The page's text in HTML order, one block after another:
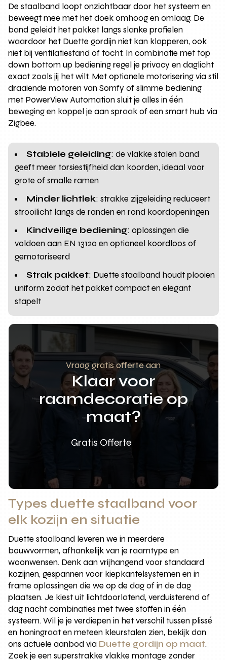
De staalband loopt onzichtbaar door het systeem en
beweegt mee met het doek omhoog en omlaag. De
band geleidt het pakket langs slanke profielen
waardoor het Duette gordijn niet kan klapperen, ook
niet bij ventilatiestand of tocht. In combinatie met top
down bottom up bediening regel je privacy en daglicht
exact zoals jij het wilt. Met optionele motorisering via stil
draaiende motoren van Somfy of slimme bediening
met PowerView Automation sluit je alles in één
beweging en koppel je aan spraak of een smart hub via
Zigbee.
Stabiele geleiding: de vlakke stalen band
geeft meer torsiestijfheid dan koorden, ideaal voor
grote of smalle ramen
Minder lichtlek: strakke zijgeleiding reduceert
strooilicht langs de randen en rond koordopeningen
Kindveilige bediening: oplossingen die
voldoen aan EN 13120 en optioneel koordloos of
gemotoriseerd
Strak pakket: Duette staalband houdt plooien
uniform zodat het pakket compact en elegant
stapelt
Vraag gratis offerte aan
Klaar voor
raamdecoratie op
maat?
Gratis Offerte
Types duette staalband voor
elk kozijn en situatie
Duette staalband leveren we in meerdere
bouwvormen, afhankelijk van je raamtype en
woonwensen. Denk aan vrijhangend voor standaard
kozijnen, gespannen voor kiepkantelsystemen en in
frame oplossingen die we op de dag of in de dag
plaatsen. Je kiest uit lichtdoorlatend, verduisterend of
dag nacht combinaties met twee stoffen in één
systeem. Wil je je verdiepen in het verschil tussen plissé
en honingraat en meteen kleurstalen zien, bekijk dan
ons actuele aanbod via Duette gordijn op maat.
Zoek je een superstrakke vlakke montage zonder